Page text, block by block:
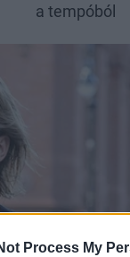
Process My
a tempóból